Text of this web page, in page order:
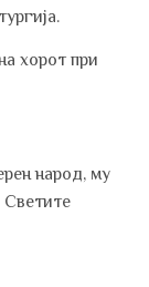
хорот при
народ, му
Светите